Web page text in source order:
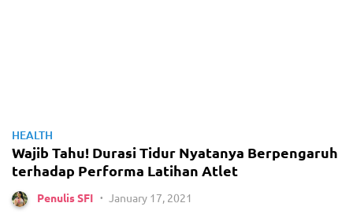
HEALTH
Wajib Tahu! Durasi Tidur Nyatanya Berpengaruh
terhadap Performa Latihan Atlet
Penulis SFI • January 17, 2021